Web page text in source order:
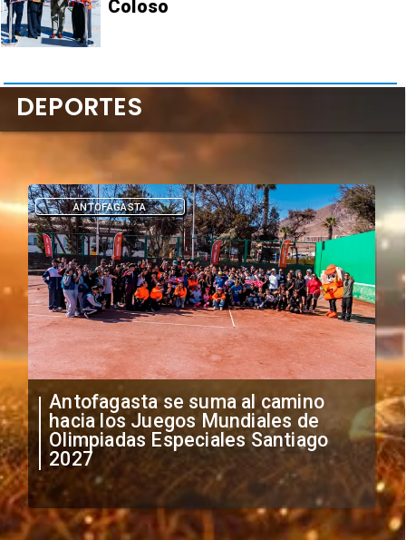
Coloso
"Falta de profesionalismo": Sifup
anuncia medidas por situación
irregular de futbolistas
extranjeros
DEPORTES
DEPORTES